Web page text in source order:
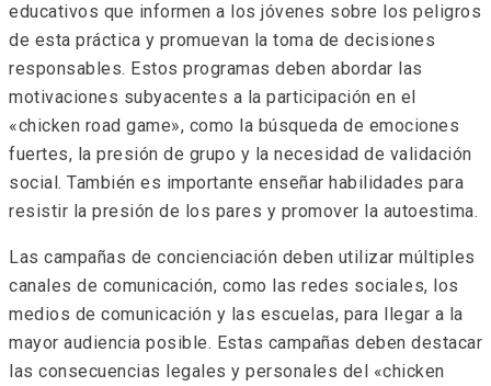
educativos que informen a los jóvenes sobre los peligros
de esta práctica y promuevan la toma de decisiones
responsables. Estos programas deben abordar las
motivaciones subyacentes a la participación en el
«chicken road game», como la búsqueda de emociones
fuertes, la presión de grupo y la necesidad de validación
social. También es importante enseñar habilidades para
resistir la presión de los pares y promover la autoestima.
Las campañas de concienciación deben utilizar múltiples
canales de comunicación, como las redes sociales, los
medios de comunicación y las escuelas, para llegar a la
mayor audiencia posible. Estas campañas deben destacar
las consecuencias legales y personales del «chicken